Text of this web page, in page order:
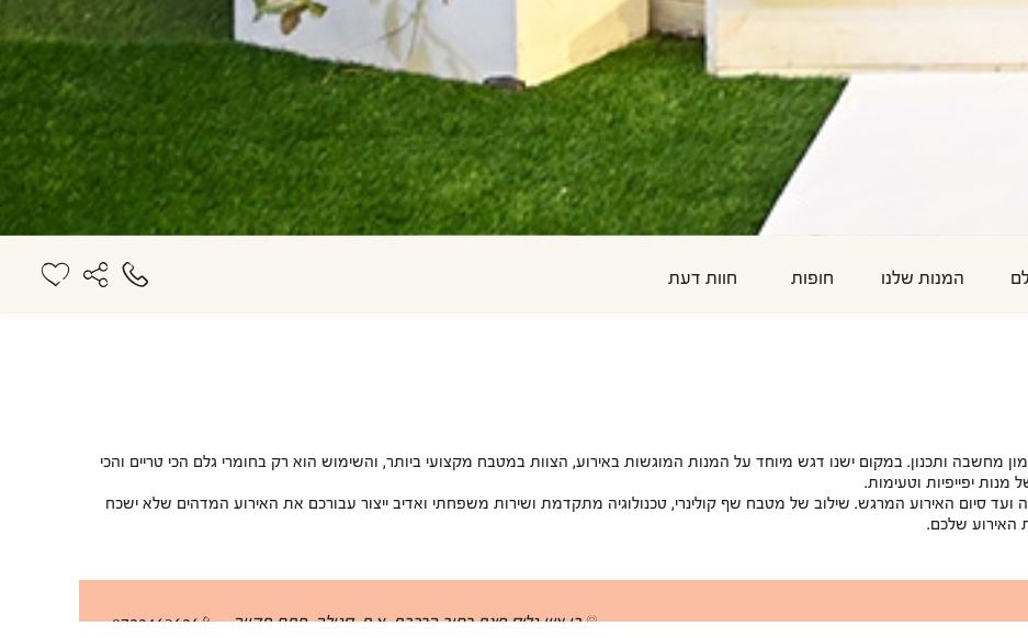
המנות שלנו חופות חוות דעת
מחשבה ותכנון. במקום ישנו דגש מיוחד על המנות המוגשות באירוע, הצוות במטבח מקצועי ביותר, והשימוש הוא רק בחומרי גלם הכי טריים והכי
מנות יפייפיות וטעימות.
סיום האירוע המרגש. שילוב של מטבח שף קולינרי, טכנולוגיה מתקדמת ושירות משפחתי ואדיב ייצור עבורכם את האירוע המדהים שלא ישכח
האירוע שלכם.
בן ציון גליס פינת רחוב הרכבת, א.ת. סגולה, פתח תקווה 0722163626